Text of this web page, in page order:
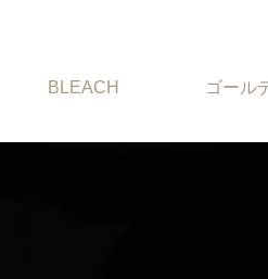
BLEACH ゴール